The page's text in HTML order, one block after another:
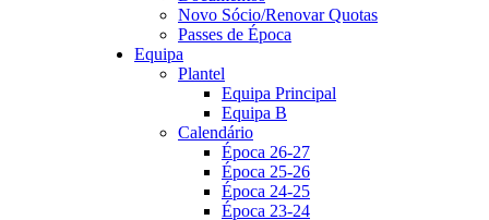
Novo Sócio/Renovar Quotas
Passes de Época
Equipa
Plantel
Equipa Principal
Equipa B
Calendário
Época 26-27
Época 25-26
Época 24-25
Época 23-24